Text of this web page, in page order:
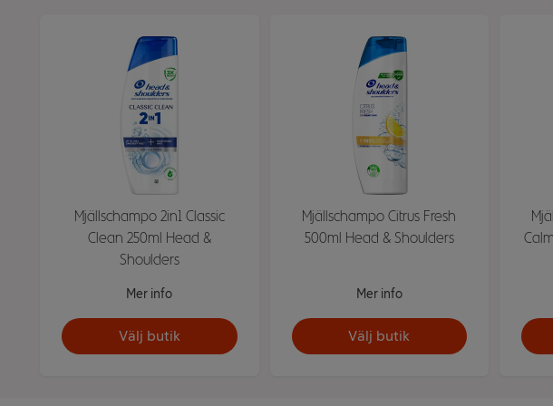
Mjällschampo 2in1 Classic
Clean 250ml Head &
Shoulders
Mer info
Välj butik
Mjällschampo Citrus Fresh
500ml Head & Shoulders
Mer info
Välj butik